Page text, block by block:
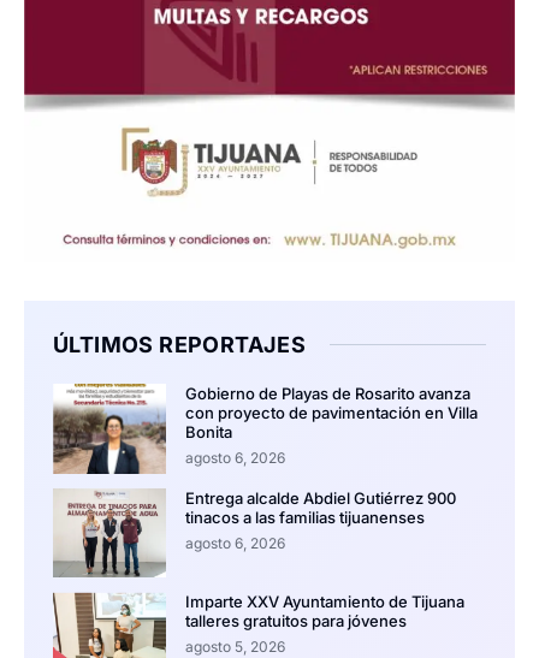
ÚLTIMOS REPORTAJES
Gobierno de Playas de Rosarito avanza
con proyecto de pavimentación en Villa
Bonita
agosto 6, 2026
Entrega alcalde Abdiel Gutiérrez 900
tinacos a las familias tijuanenses
agosto 6, 2026
Imparte XXV Ayuntamiento de Tijuana
talleres gratuitos para jóvenes
agosto 5, 2026